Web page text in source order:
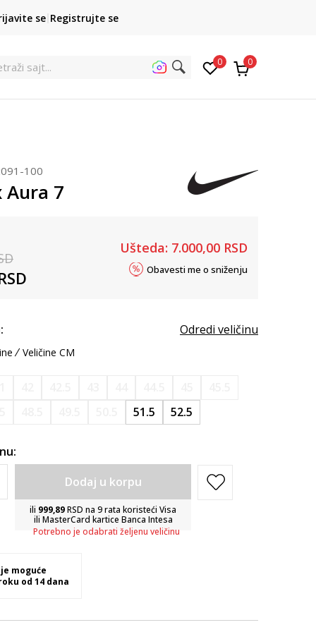
SINDIKALNA PRODAJA
kupovina putem administrativne zabrane do 12 rata
se Registrujte se
sajt... 0 0
100
Aura 7
Ušteda: 7.000,00 RSD
Obavesti me o sniženju
Odredi veličinu
Veličine CM
51.5 52.5
Dodaj u korpu
ili 999,89RSD na 9 rata koristeći Visa
ili MasterCard kartice Banca Intesa
Potrebno je odabrati željenu veličinu
moguće
od 14 dana